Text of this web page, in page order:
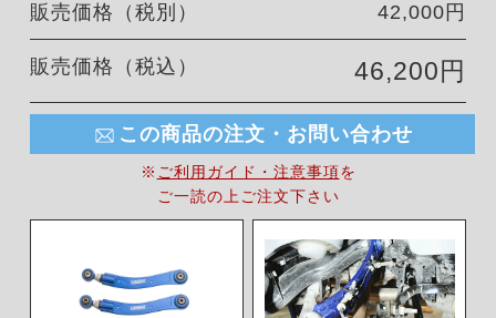
販売価格（税別）
42,000円
販売価格（税込） 46,200円
この商品の注文・お問い合わせ
※ ご利用ガイド・注意事項を
ご一読の上ご注文下さい